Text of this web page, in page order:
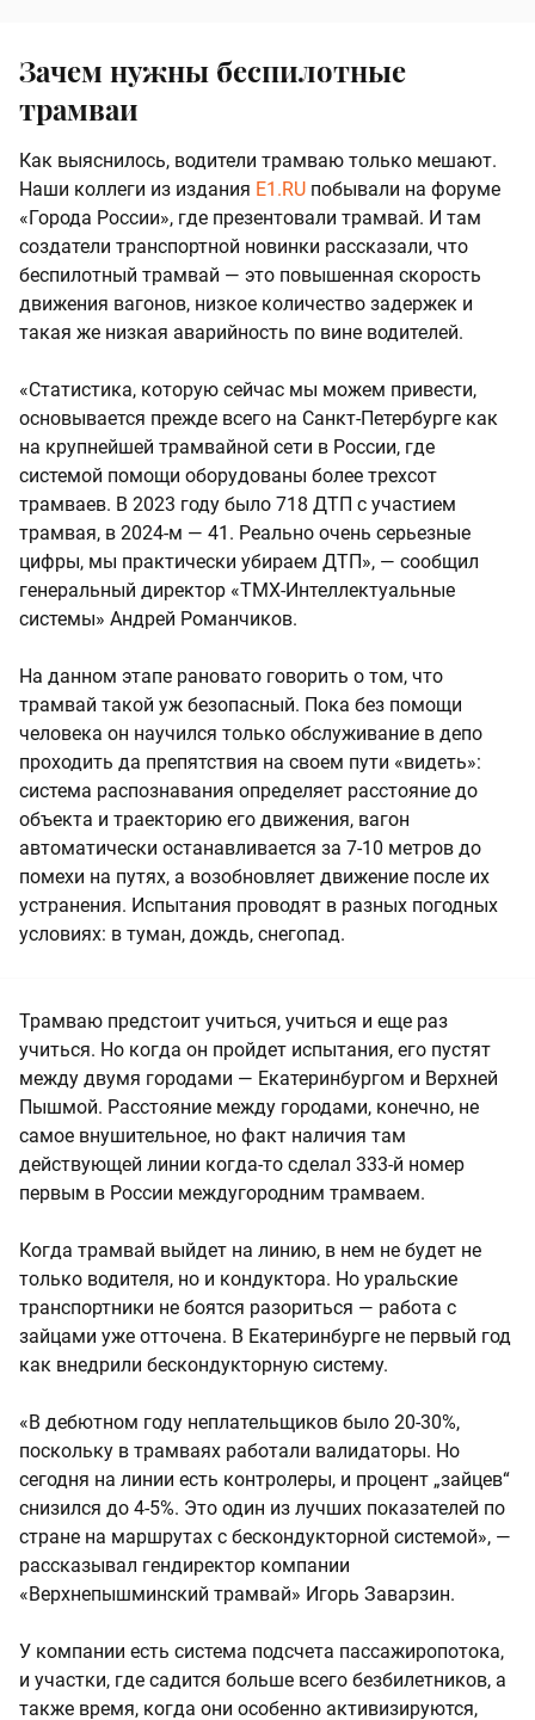
Зачем нужны беспилотные
трамваи
Как выяснилось, водители трамваю только мешают.
Наши коллеги из издания E1.RU побывали на форуме
«Города России», где презентовали трамвай. И там
создатели транспортной новинки рассказали, что
беспилотный трамвай — это повышенная скорость
движения вагонов, низкое количество задержек и
такая же низкая аварийность по вине водителей.
«Статистика, которую сейчас мы можем привести,
основывается прежде всего на Санкт-Петербурге как
на крупнейшей трамвайной сети в России, где
системой помощи оборудованы более трехсот
трамваев. В 2023 году было 718 ДТП с участием
трамвая, в 2024-м — 41. Реально очень серьезные
цифры, мы практически убираем ДТП», — сообщил
генеральный директор «ТМХ-Интеллектуальные
системы» Андрей Романчиков.
На данном этапе рановато говорить о том, что
трамвай такой уж безопасный. Пока без помощи
человека он научился только обслуживание в депо
проходить да препятствия на своем пути «видеть»:
система распознавания определяет расстояние до
объекта и траекторию его движения, вагон
автоматически останавливается за 7-10 метров до
помехи на путях, а возобновляет движение после их
устранения. Испытания проводят в разных погодных
условиях: в туман, дождь, снегопад.
Трамваю предстоит учиться, учиться и еще раз
учиться. Но когда он пройдет испытания, его пустят
между двумя городами — Екатеринбургом и Верхней
Пышмой. Расстояние между городами, конечно, не
самое внушительное, но факт наличия там
действующей линии когда-то сделал 333-й номер
первым в России междугородним трамваем.
Когда трамвай выйдет на линию, в нем не будет не
только водителя, но и кондуктора. Но уральские
транспортники не боятся разориться — работа с
зайцами уже отточена. В Екатеринбурге не первый год
как внедрили бескондукторную систему.
«В дебютном году неплательщиков было 20-30%,
поскольку в трамваях работали валидаторы. Но
сегодня на линии есть контролеры, и процент „зайцев“
снизился до 4-5%. Это один из лучших показателей по
стране на маршрутах с бескондукторной системой», —
рассказывал гендиректор компании
«Верхнепышминский трамвай» Игорь Заварзин.
У компании есть система подсчета пассажиропотока,
и участки, где садится больше всего безбилетников, а
также время, когда они особенно активизируются,